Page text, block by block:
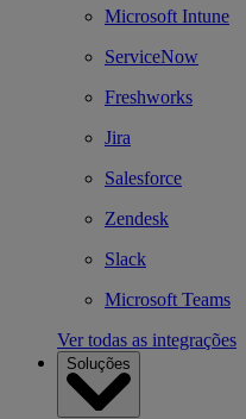
Microsoft Intune
ServiceNow
Freshworks
Jira
Salesforce
Zendesk
Slack
Microsoft Teams
Ver todas as integrações
Soluções